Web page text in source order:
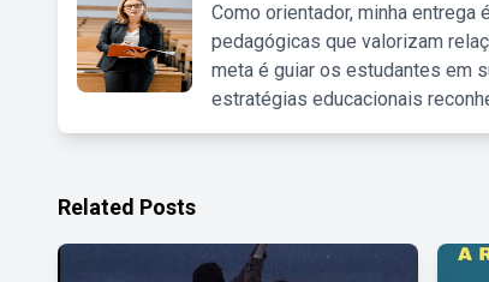
Como orientador, minha
pedagógicas que valorizam
meta é guiar os estudantes em
estratégias educacionais
Related Posts